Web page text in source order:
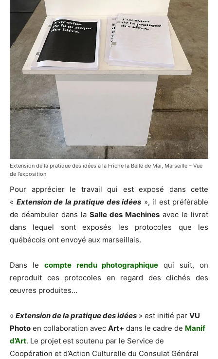
Extension de la pratique des idées à la Friche la Belle de Mai, Marseille – Vue
de l’exposition
Pour apprécier le travail qui est exposé dans cette
« Extension de la pratique des idées », il est préférable
de déambuler dans la Salle des Machines avec le livret
dans lequel sont exposés les protocoles que les
québécois ont envoyé aux marseillais.
Dans le compte rendu photographique qui suit, on
reproduit ces protocoles en regard des clichés des
œuvres produites…
« Extension de la pratique des idées » est initié par VU
Photo en collaboration avec Art+ dans le cadre de Manif
d’Art. Le projet est soutenu par le Service de
Coopération et d’Action Culturelle du Consulat Général